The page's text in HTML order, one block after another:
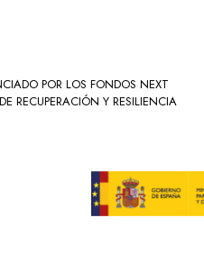
POR LOS FONDOS NEXT
RECUPERACIÓN Y RESILIENCIA